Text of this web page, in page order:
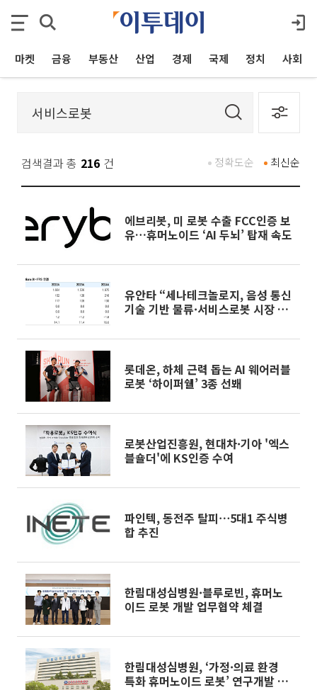
마켓 금융 부동산 산업 경제 국제 정치 사회
검색결과 총 216 건 최신순
정확도순
에브리봇, 미 로봇 수출 FCC인증 보
유…휴머노이드 ‘AI 두뇌’ 탑재 속도
유안타 “세나테크놀로지, 음성 통신
기술 기반 물류·서비스로봇 시장 공
롯데온, 하체 근력 돕는 AI 웨어러블
로봇 ‘하이퍼쉘’ 3종 선봬
로봇산업진흥원, 현대차·기아 '엑스
블숄더'에 KS인증 수여
파인텍, 동전주 탈피⋯5대1 주식병
합 추진
한림대성심병원·블루로빈, 휴머노
이드 로봇 개발 업무협약 체결
한림대성심병원, ‘가정·의료 환경
특화 휴머노이드 로봇’ 연구개발 착